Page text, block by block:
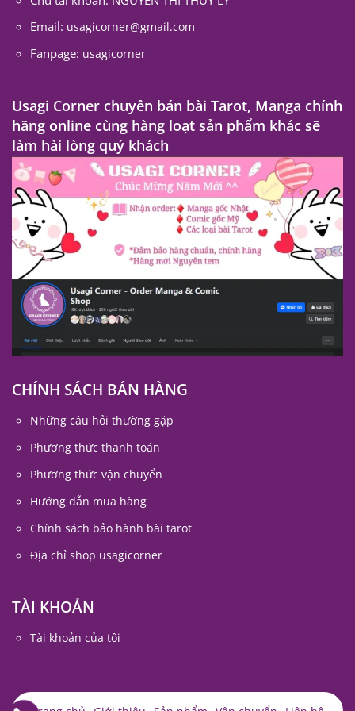
Email: usagicorner@gmail.com
Fanpage: usagicorner
Usagi Corner chuyên bán bài Tarot, Manga chính
hãng online cùng hàng loạt sản phẩm khác sẽ
làm hài lòng quý khách
CHÍNH SÁCH BÁN HÀNG
Những câu hỏi thường gặp
Phương thức thanh toán
Phương thức vận chuyển
Hướng dẫn mua hàng
Chính sách bảo hành bài tarot
Địa chỉ shop usagicorner
TÀI KHOẢN
Tài khoản của tôi